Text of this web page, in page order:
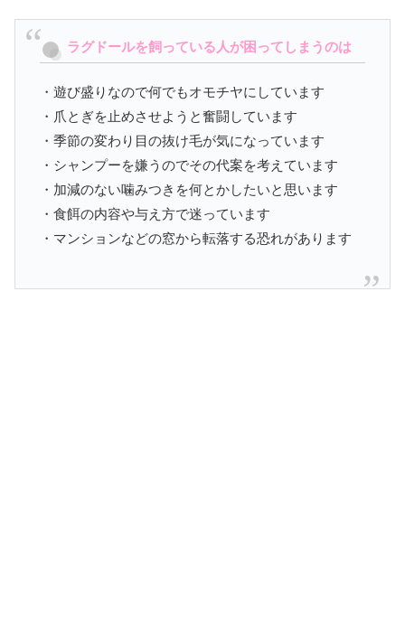
ラグドールを飼っている人が困ってしまうのは
・遊び盛りなので何でもオモチヤにしています
・爪とぎを止めさせようと奮闘しています
・季節の変わり目の抜け毛が気になっています
・シャンプーを嫌うのでその代案を考えています
・加減のない噛みつきを何とかしたいと思います
・食餌の内容や与え方で迷っています
・マンションなどの窓から転落する恐れがあります